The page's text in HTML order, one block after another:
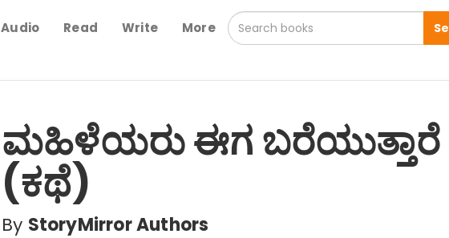
Audio Read Write More
ಮಹಿಳೆಯರು ಈಗ
(ಕಥೆ)
By StoryMirror Authors